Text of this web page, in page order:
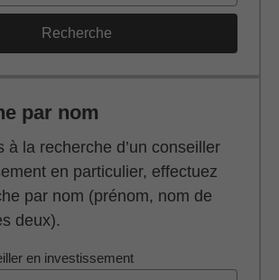
Recherche
par nom
à la recherche d’un conseiller
en particulier, effectuez
par nom (prénom, nom de
deux).
en investissement